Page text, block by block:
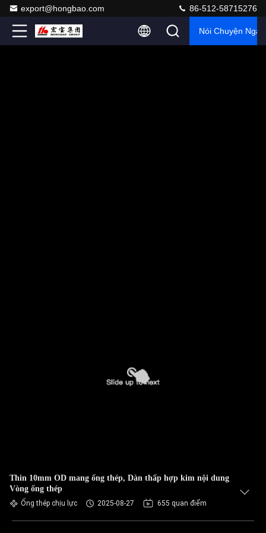
export@hongbao.com 86-512-58715276
Nói Chuyện Ngay.
Thin 10mm OD mang ống thép, Dàn thấp hợp kim nội dung
Vòng ống thép
Ống thép chịu lực 2025-08-27 655 quan điểm